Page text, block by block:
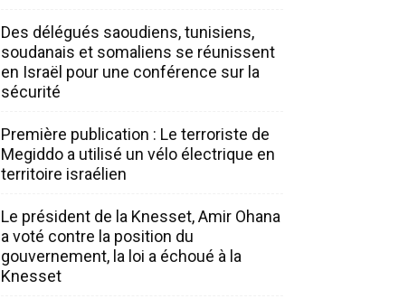
Des délégués saoudiens, tunisiens,
soudanais et somaliens se réunissent
en Israël pour une conférence sur la
sécurité
Première publication : Le terroriste de
Megiddo a utilisé un vélo électrique en
territoire israélien
Le président de la Knesset, Amir Ohana
a voté contre la position du
gouvernement, la loi a échoué à la
Knesset